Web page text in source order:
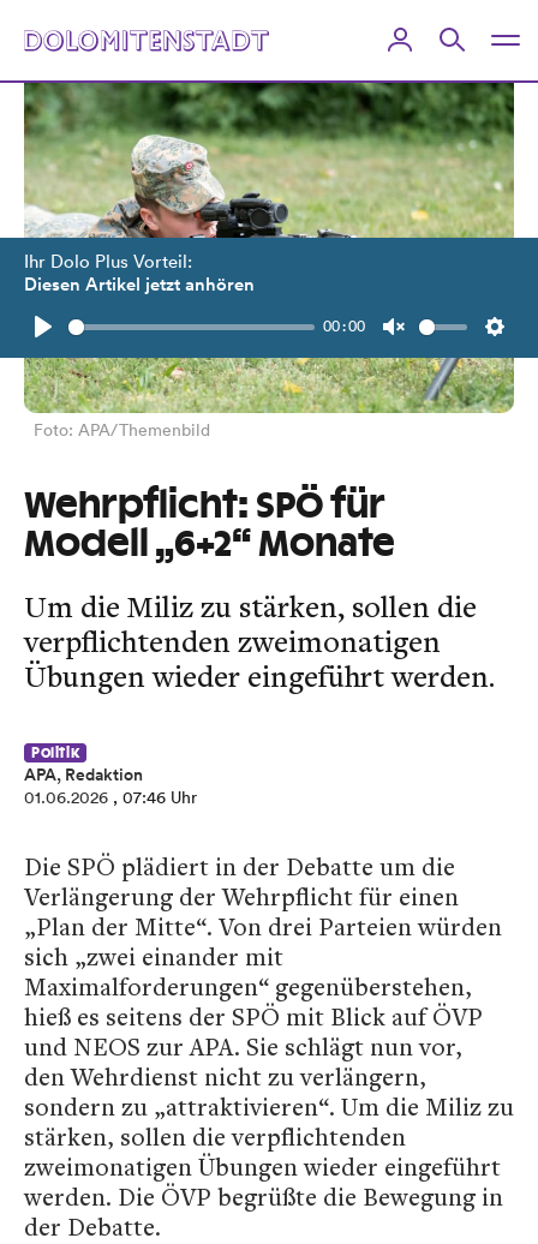
Ihr Dolo Plus Vorteil:
Diesen Artikel jetzt anhören
Play
00:00
Unmute
Foto: APA/Themenbild
Wehrpflicht: SPÖ für
Modell „6+2“ Monate
Um die Miliz zu stärken, sollen die
verpflichtenden zweimonatigen
Übungen wieder eingeführt werden.
Politik
APA, Redaktion
01.06.2026 , 07:46 Uhr
Die SPÖ plädiert in der Debatte um die
Verlängerung der Wehrpflicht für einen
„Plan der Mitte“. Von drei Parteien würden
sich „zwei einander mit
Maximalforderungen“ gegenüberstehen,
hieß es seitens der SPÖ mit Blick auf ÖVP
und NEOS zur APA. Sie schlägt nun vor,
den Wehrdienst nicht zu verlängern,
sondern zu „attraktivieren“. Um die Miliz zu
stärken, sollen die verpflichtenden
zweimonatigen Übungen wieder eingeführt
werden. Die ÖVP begrüßte die Bewegung in
der Debatte.